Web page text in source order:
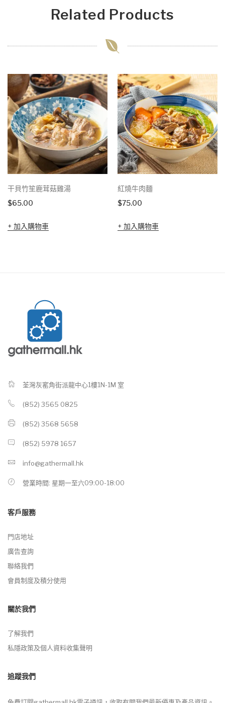
Related Products
干貝竹笙鹿茸菇雞湯
$65.00
加入購物車
紅燒牛肉麵
$75.00
加入購物車
荃灣灰窰角街派龍中心1樓1N-1M 室
(852) 3565 0825
(852) 3568 5658
(852) 5978 1657
info@gathermall.hk
營業時間: 星期一至六09:00-18:00
客戶服務
門店地址
廣告查詢
聯絡我們
會員制度及積分使用
關於我們
了解我們
私隱政策及個人資料收集聲明
追蹤我們